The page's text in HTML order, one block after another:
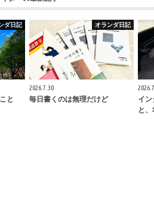
ダ日記
と
オランダ日記
2026.7.30
毎日書くのは無理だけど
イ
と